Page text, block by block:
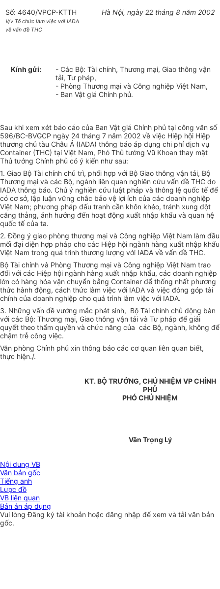
Số: 4640/VPCP-KTTH
V/v Tổ chức làm việc với IADA
về vấn đề THC
Hà Nội, ngày 22 tháng 8 năm 2002
Kính gửi:
- Các Bộ: Tài chính, Thương mại, Giao thông vận
tải, Tư pháp,
- Phòng Thương mại và Công nghiệp Việt Nam,
- Ban Vật giá Chính phủ.
Sau khi xem xét báo cáo của Ban Vật giá Chính phủ tại công văn số
596/BC-BVGCP ngày 24 tháng 7 năm 2002 về việc Hiệp hội Hiệp
thương chủ tàu Châu Á (IADA) thông báo áp dụng chi phí dịch vụ
Container (THC) tại Việt Nam, Phó Thủ tướng Vũ Khoan thay mặt
Thủ tướng Chính phủ có ý kiến như sau:
1. Giao Bộ Tài chính chủ trì, phối hợp với Bộ Giao thông vận tải, Bộ
Thương mại và các Bộ, ngành liên quan nghiên cứu vấn đề THC do
IADA thông báo. Chú ý nghiên cứu luật pháp và thông lệ quốc tế để
có cơ sở, lập luận vững chắc bảo vệ lợi ích của các doanh nghiệp
Việt Nam; phương pháp đấu tranh cần khôn khéo, tránh xung đột
căng thẳng, ảnh hưởng đến hoạt động xuất nhập khẩu và quan hệ
quốc tế của ta.
2. Đồng ý giao phòng thương mại và Công nghiệp Việt Nam làm đầu
mối đại diện hợp pháp cho các Hiệp hội ngành hàng xuất nhập khẩu
Việt Nam trong quá trình thương lượng với IADA về vấn đề THC.
Bộ Tài chính và Phòng Thương mại và Công nghiệp Việt Nam trao
đổi với các Hiệp hội ngành hàng xuất nhập khẩu, các doanh nghiệp
lớn có hàng hóa vận chuyển bằng Container để thống nhất phương
thức hành động, cách thức làm việc với IADA và việc đóng góp tài
chính của doanh nghiệp cho quá trình làm việc với IADA.
3. Những vấn đề vướng mắc phát sinh, Bộ Tài chính chủ động bàn
với các Bộ: Thương mại, Giao thông vận tải và Tư pháp để giải
quyết theo thẩm quyền và chức năng của các Bộ, ngành, không để
chậm trễ công việc.
Văn phòng Chính phủ xin thông báo các cơ quan liên quan biết,
thực hiện./.
KT. BỘ TRƯỞNG, CHỦ NHIỆM VP CHÍNH
PHỦ
PHÓ CHỦ NHIỆM
Văn Trọng Lý
Nội dung VB
Văn bản gốc
Tiếng anh
Lược đồ
VB liên quan
Bản án áp dụng
Vui lòngĐăng ký tài khoản hoặc đăng nhập để xem và tải văn bản
gốc.